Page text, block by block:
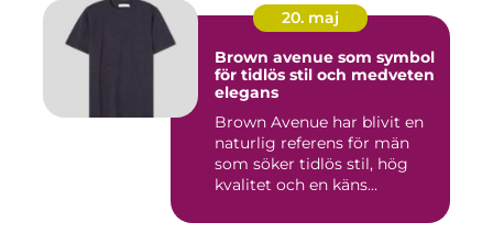
20. maj
Brown avenue som symbol
för tidlös stil och medveten
elegans
Brown Avenue har blivit en
naturlig referens för män
som söker tidlös stil, hög
kvalitet och en käns...